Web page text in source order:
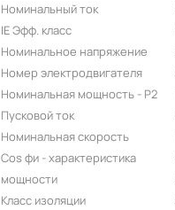
Номинальный ток
IE Эфф. класс
Номинальное напряжение
Номер электродвигателя
Номинальная мощность - P2
Пусковой ток
Номинальная скорость
Cos фи - характеристика
мощности
Класс изоляции